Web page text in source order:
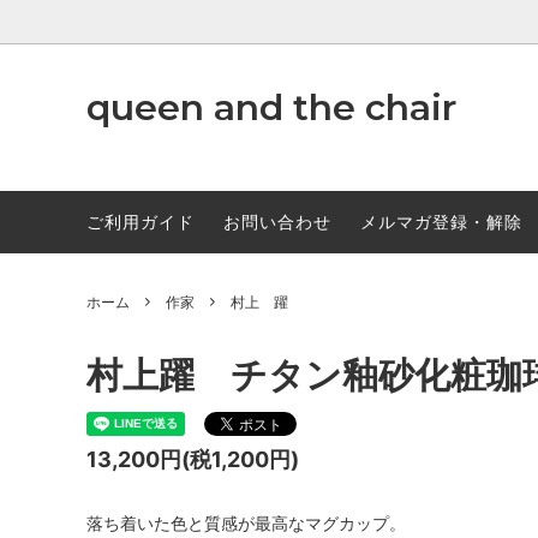
queen and the chair
ご利用ガイド
お問い合わせ メルマガ登録・解除
ホーム 作家 村上 躍
村上躍 チタン釉砂化粧珈
13,200円(税1,200円)
落ち着いた色と質感が最高なマグカップ。